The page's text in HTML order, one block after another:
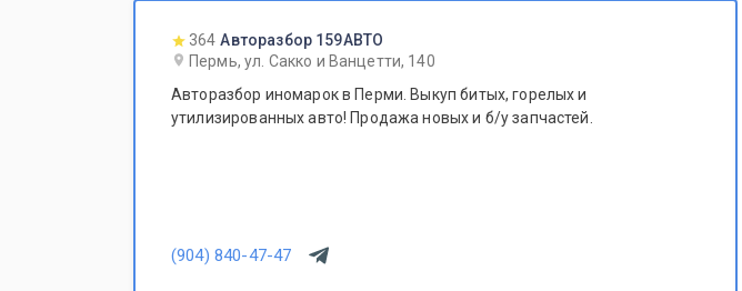
364 Авторазбор 159АВТО
Пермь, ул. Сакко и Ванцетти, 140
Авторазбор иномарок в Перми. Выкуп битых, горелых и
утилизированных авто! Продажа новых и б/у запчастей.
(904) 840-47-47